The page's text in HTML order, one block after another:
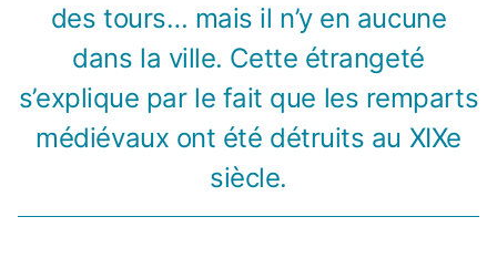
des tours… mais il n’y en aucune
dans la ville. Cette étrangeté
s’explique par le fait que les remparts
médiévaux ont été détruits au XIXe
siècle.